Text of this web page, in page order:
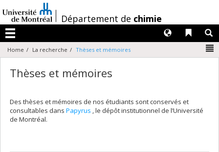
au
contenu
/Département de chimie
Menu
Liens
Langues
Home La recherche Thèses et mémoires
Thèses et mémoires
Des thèses et mémoires de nos étudiants sont conservés et
consultables dans Papyrus , le dépôt institutionnel de l’Université
de Montréal.